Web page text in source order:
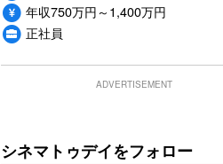
年収750万円～1,400万円
正社員
ADVERTISEMENT
シネマトゥデイをフォロー